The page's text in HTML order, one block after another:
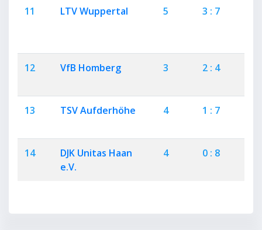
11 LTV Wuppertal 5 3 : 7
12 VfB Homberg 3 2 : 4
13 TSV Aufderhöhe 4 1 : 7
14
DJK Unitas Haan
e.V.
4 0 : 8